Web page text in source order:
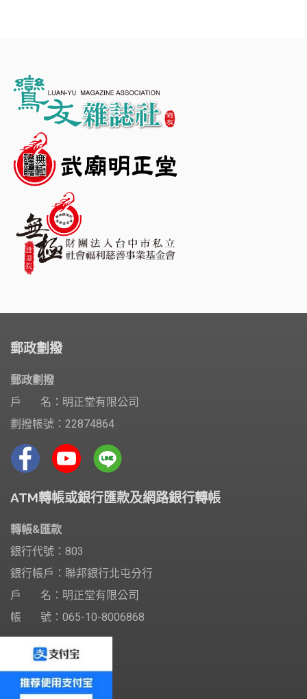
郵政劃撥
郵政劃撥
戶 名：明正堂有限公司
劃撥帳號：22874864
ATM轉帳或銀行匯款及網路銀行轉帳
轉帳&匯款
銀行代號：803
銀行帳戶：聯邦銀行北屯分行
戶 名：明正堂有限公司
帳 號：065-10-8006868